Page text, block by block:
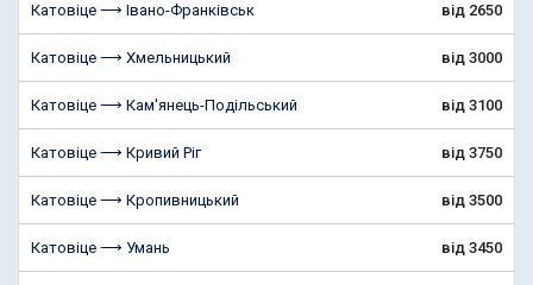
Катовіце ⟶ Івано-Франківськ від 2650
Катовіце ⟶ Хмельницький від 3000
Катовіце ⟶ Кам'янець-Подільський від 3100
Катовіце ⟶ Кривий Ріг від 3750
Катовіце ⟶ Кропивницький від 3500
Катовіце ⟶ Умань від 3450